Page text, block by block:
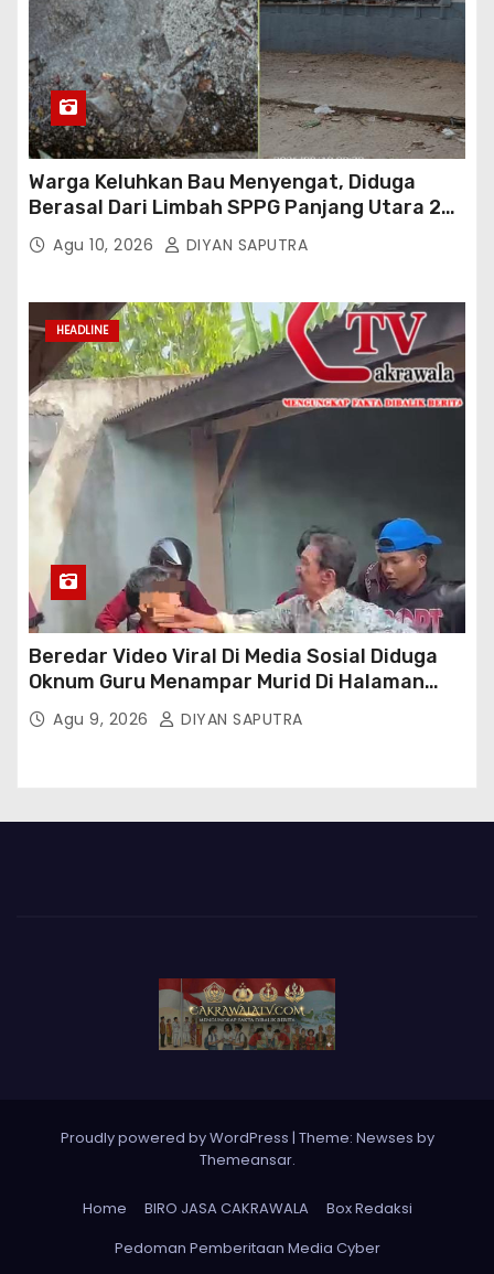
Warga Keluhkan Bau Menyengat, Diduga
Berasal Dari Limbah SPPG Panjang Utara 2
Bandar Lampung
Agu 10, 2026 DIYAN SAPUTRA
HEADLINE
Beredar Video Viral Di Media Sosial Diduga
Oknum Guru Menampar Murid Di Halaman
Parkir Sekolah
Agu 9, 2026 DIYAN SAPUTRA
Proudly powered by WordPress | Theme: Newses by
Themeansar.
Home BIRO JASA CAKRAWALA
Box Redaksi
Pedoman Pemberitaan Media Cyber